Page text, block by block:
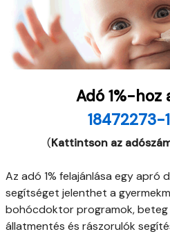
Adó 1%-hoz
(Kattintson az
Az adó 1% felajánlása egy apró
segítséget jelenthet a
bohócdoktor programok, beteg
állatmentés és rászorulók